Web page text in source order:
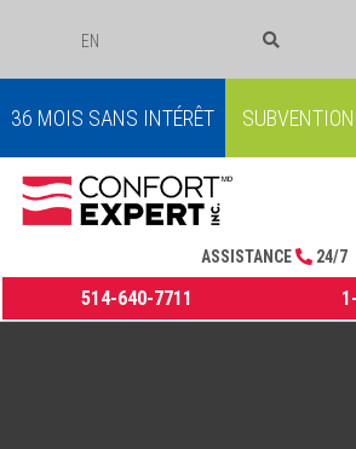
EN
36 MOIS SANS INTÉRÊT
ASSISTANCE 24/7
514-640-7711